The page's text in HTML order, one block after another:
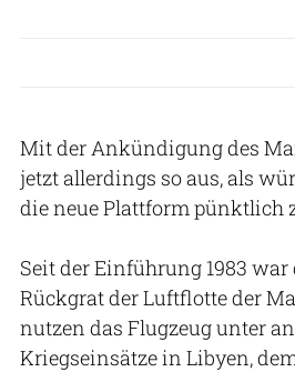
Mit der Ankündigung des
jetzt allerdings so aus, als
die neue Plattform pünktlich
Seit der Einführung 1983 war
Rückgrat der Luftflotte der
nutzen das Flugzeug unter
Kriegseinsätze in Libyen,